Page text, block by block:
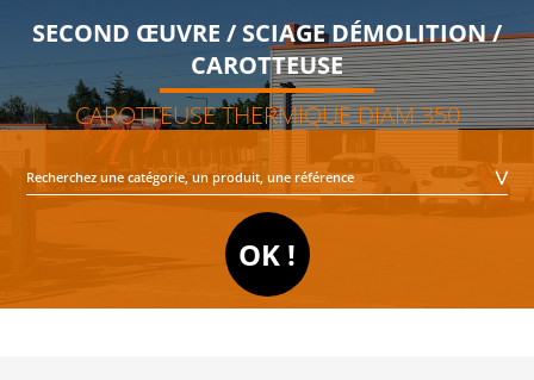
SECOND ŒUVRE / SCIAGE DÉMOLITION /
CAROTTEUSE
CAROTTEUSE THERMIQUE DIAM 350